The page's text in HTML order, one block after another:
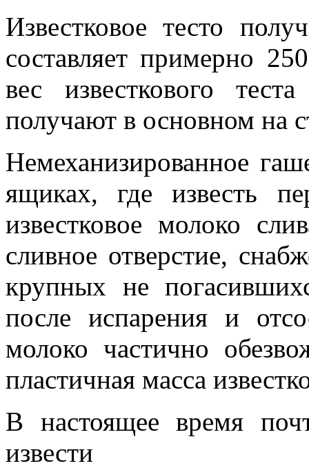
Известковое тесто
составляет примерно
вес известкового
получают в основном на
Немеханизированное
ящиках, где известь
известковое молоко
сливное отверстие,
крупных не
после испарения и
молоко частично
пластичная масса
В настоящее время
извести